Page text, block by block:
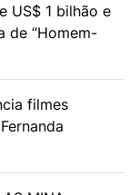
US$ 1 bilhão e
de “Homem-
filmes